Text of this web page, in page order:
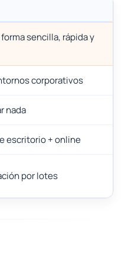
sencilla, rápida y
corporativos
nada
escritorio + online
por lotes